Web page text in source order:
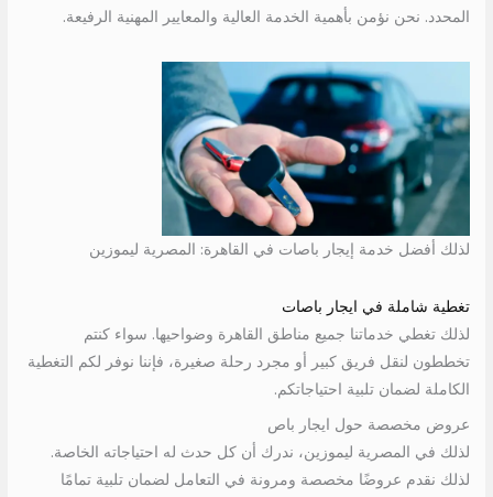
المحدد. نحن نؤمن بأهمية الخدمة العالية والمعايير المهنية الرفيعة.
لذلك أفضل خدمة إيجار باصات في القاهرة: المصرية ليموزين
تغطية شاملة في ايجار باصات
لذلك تغطي خدماتنا جميع مناطق القاهرة وضواحيها. سواء كنتم
تخططون لنقل فريق كبير أو مجرد رحلة صغيرة، فإننا نوفر لكم التغطية
الكاملة لضمان تلبية احتياجاتكم.
عروض مخصصة حول ايجار باص
لذلك في المصرية ليموزين، ندرك أن كل حدث له احتياجاته الخاصة.
لذلك نقدم عروضًا مخصصة ومرونة في التعامل لضمان تلبية تمامًا